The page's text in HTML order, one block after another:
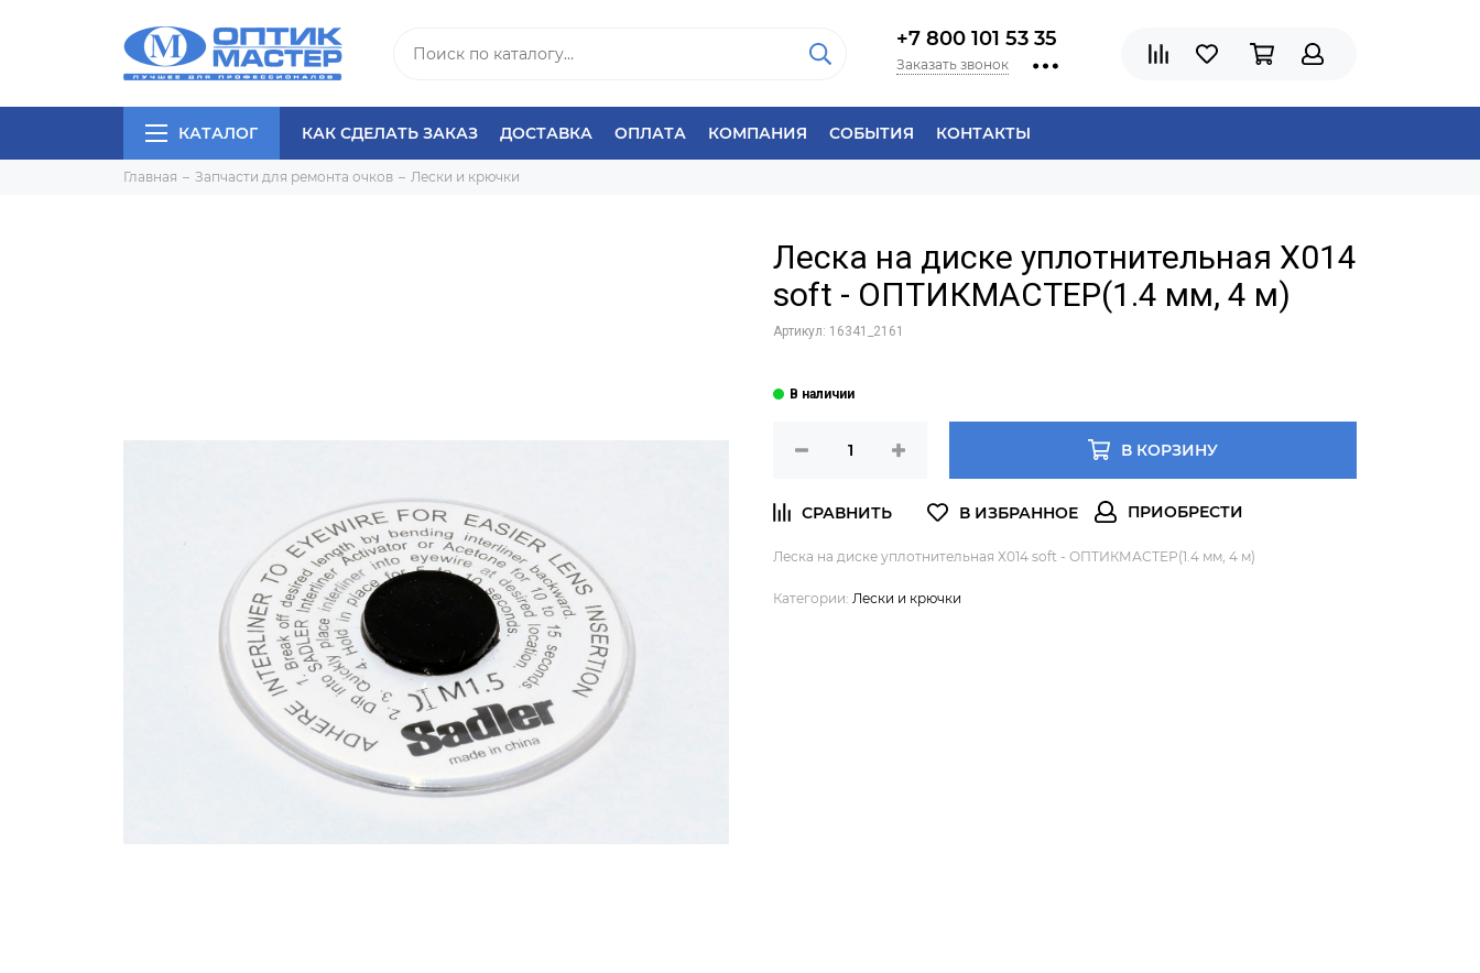
+7 800 101 53 35
Заказать звонок
КАТАЛОГ КАК СДЕЛАТЬ ЗАКАЗ ДОСТАВКА ОПЛАТА КОМПАНИЯ СОБЫТИЯ КОНТАКТЫ
Главная Запчасти для ремонта очков Лески и крючки
Леска на диске уплотнительная Х014
soft - ОПТИКМАСТЕР(1.4 мм, 4 м)
Артикул: 16341_2161
В КОРЗИНУ
Леска на диске уплотнительная Х014 soft - ОПТИКМАСТЕР(1.4 мм, 4 м)
Категории: Лески и крючки